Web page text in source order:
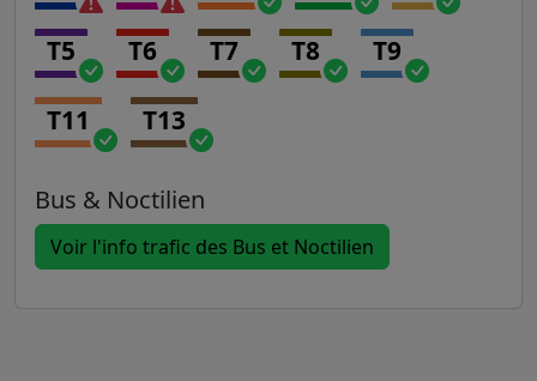
T5 T6 T7 T8 T9
T11 T13
Bus & Noctilien
Voir l'info trafic des Bus et Noctilien